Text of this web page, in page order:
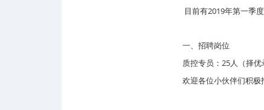
目前有2019年第一季度
一、招聘岗位
质控专员： 25人（择优
欢迎各位小伙伴们积极